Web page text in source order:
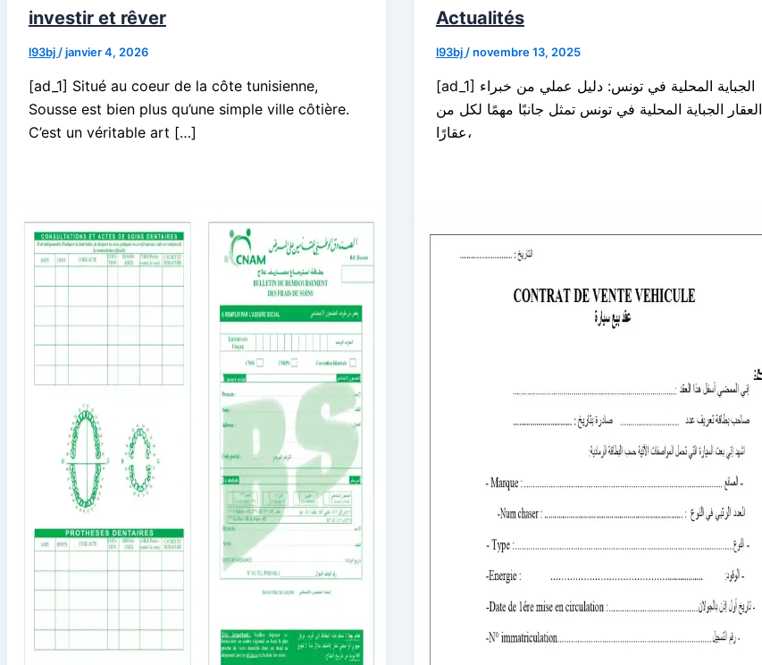
investir et rêver
l93bj /janvier 4, 2026
[ad_1] Situé au coeur de la côte tunisienne,
Sousse est bien plus qu’une simple ville côtière.
C’est un véritable art […]
Actualités
l93bj /novembre 13, 2025
[ad_1] الجباية المحلية في تونس: دليل عملي من خبراء
العقار الجباية المحلية في تونس تمثل جانبًا مهمًا لكل من
عقارًا،